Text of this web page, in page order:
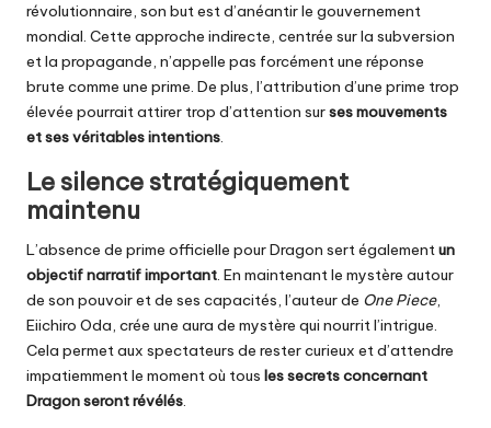
révolutionnaire, son but est d’anéantir le gouvernement
mondial. Cette approche indirecte, centrée sur la subversion
et la propagande, n’appelle pas forcément une réponse
brute comme une prime. De plus, l’attribution d’une prime trop
élevée pourrait attirer trop d’attention surses mouvements
et ses véritables intentions.
Le silence stratégiquement
maintenu
L’absence de prime officielle pour Dragon sert égalementun
objectif narratif important. En maintenant le mystère autour
de son pouvoir et de ses capacités, l’auteur de One Piece,
Eiichiro Oda, crée une aura de mystère qui nourrit l’intrigue.
Cela permet aux spectateurs de rester curieux et d’attendre
impatiemment le moment où tous les secrets concernant
Dragon seront révélés.